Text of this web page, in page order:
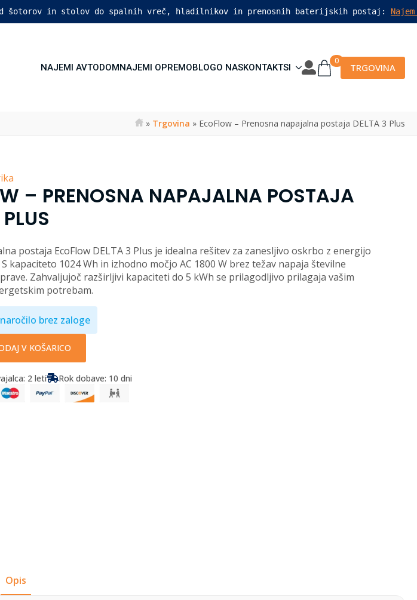
šotorov in stolov do spalnih vreč, hladilnikov in prenosnih baterijskih postaj:
NAJEMI AVTODOMNAJEMI OPREMOBLOGO NASKONTAKTSI
0
TRGOVINA
» Trgovina » EcoFlow – Prenosna napajalna postaja DELTA 3 Plus
– PRENOSNA NAPAJALNA POSTAJA
postaja EcoFlow DELTA 3 Plus je idealna rešitev za zanesljivo oskrbo z energijo
kapaciteto 1024 Wh in izhodno močjo AC 1800 W brez težav napaja številne
Zahvaljujoč razširljivi kapaciteti do 5 kWh se prilagodljivo prilagaja vašim
potrebam.
brez zaloge
V KOŠARICO
2 leti Rok dobave: 10 dni
Opis